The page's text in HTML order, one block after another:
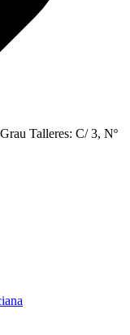
Talleres: C/ 3, Nº